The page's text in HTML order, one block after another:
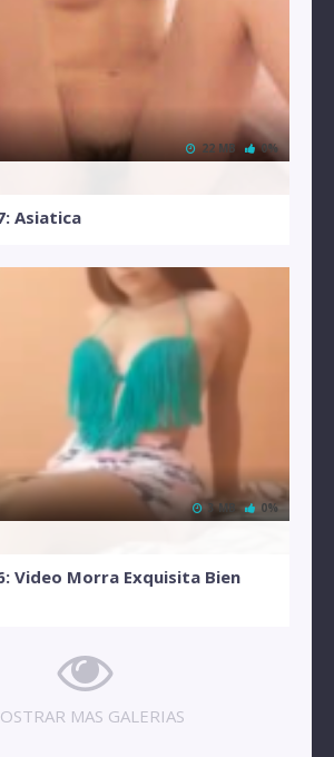
22 MB 0%
Asiatica
3 MB 0%
Video Morra Exquisita Bien
MAS GALERIAS